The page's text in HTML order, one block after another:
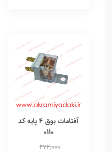
آفتامات بوق ۴ پایه کد
0110
472,000